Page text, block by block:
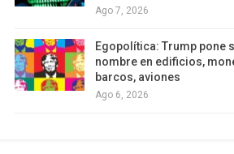
Ago 7, 2026
Egopolítica: Trump pone
nombre en edificios,
barcos, aviones
Ago 6, 2026